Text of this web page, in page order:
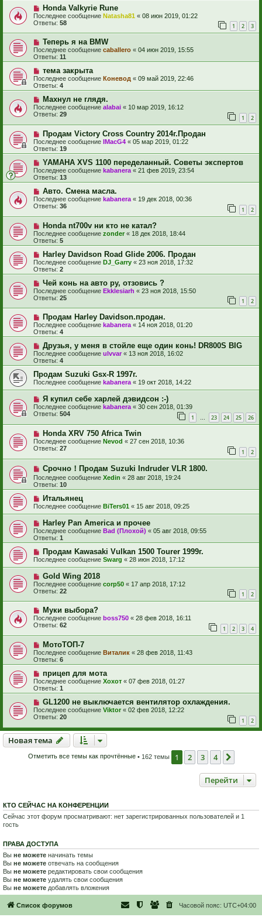
Honda Valkyrie Rune
Последнее сообщение Natasha81 « 08 июн 2019, 01:22
Ответы: 58 1 2 3
Теперь я на BMW
Последнее сообщение caballero « 04 июн 2019, 15:55
Ответы: 11
тема закрыта
Последнее сообщение Коневод « 09 май 2019, 22:46
Ответы: 4
Махнул не глядя.
Последнее сообщение alabai « 10 мар 2019, 16:12
Ответы: 29 1 2
Продам Victory Cross Country 2014г.Продан
Последнее сообщение IMacG4 « 05 мар 2019, 01:22
Ответы: 19
YAMAHA XVS 1100 переделанный. Советы экспертов
Последнее сообщение kabanera « 21 фев 2019, 23:54
Ответы: 13
Авто. Смена масла.
Последнее сообщение kabanera « 19 дек 2018, 00:36
Ответы: 36 1 2
Honda nt700v ни кто не катал?
Последнее сообщение zonder « 18 дек 2018, 18:44
Ответы: 5
Harley Davidson Road Glide 2006. Продан
Последнее сообщение DJ_Garry « 23 ноя 2018, 17:32
Ответы: 2
Чей конь на авто ру, отзовись ?
Последнее сообщение Ekklesiarh « 23 ноя 2018, 15:50
Ответы: 25 1 2
Продам Harley Davidson.продан.
Последнее сообщение kabanera « 14 ноя 2018, 01:20
Ответы: 4
Друзья, у меня в стойле еще один конь! DR800S BIG
Последнее сообщение ulvvar« 13 ноя 2018, 16:02
Ответы: 4
Продам Suzuki Gsx-R 1997г.
Последнее сообщение kabanera « 19 окт 2018, 14:22
Я купил себе харлей дэвидсон :-)
Последнее сообщение kabanera « 30 сен 2018, 01:39
Ответы: 504 1 … 23 24 25 26
Honda XRV 750 Africa Twin
Последнее сообщение Nevod « 27 сен 2018, 10:36
Ответы: 27 1 2
Срочно！Продам Suzuki Indruder VLR 1800.
Последнее сообщение Xedin « 28 авг 2018, 19:24
Ответы: 10
Итальянец
Последнее сообщение BiTers01 « 15 авг 2018, 09:25
Harley Pan America и прочее
Последнее сообщение Bad (Плохой) « 05 авг 2018, 09:55
Ответы: 1
Продам Kawasaki Vulkan 1500 Tourer 1999г.
Последнее сообщение Swarg « 28 июн 2018, 17:12
Gold Wing 2018
Последнее сообщение corp50 « 17 апр 2018, 17:12
Ответы: 22 1 2
Муки выбора?
Последнее сообщение boss750 « 28 фев 2018, 16:11
Ответы: 62 1 2 3 4
МотоТОП-7
Последнее сообщение Виталик « 28 фев 2018, 11:43
Ответы: 6
прицеп для мота
Последнее сообщение Хохот « 07 фев 2018, 01:27
Ответы: 1
GL1200 не выключается вентилятор охлаждения.
Последнее сообщение Viktor « 02 фев 2018, 12:22
Ответы: 20 1 2
Новая тема
Новаятема
Отметить все темы как прочтённые• 162 темы 1 2 3 4
Перейти
КТО СЕЙЧАС НА КОНФЕРЕНЦИИ
Сейчас этот форум просматривают: нет зарегистрированных пользователей и 1
гость
ПРАВА ДОСТУПА
Вы не можете начинать темы
Вы не можете отвечать на сообщения
Вы не можете редактировать свои сообщения
Вы не можете удалять свои сообщения
Вы не можете добавлять вложения
Список форумов Часовой пояс: UTC+04:00